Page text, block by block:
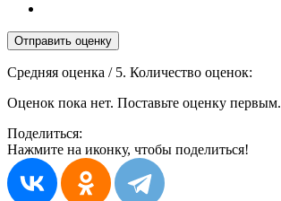
Отправить оценку
Средняя оценка / 5. Количество оценок:
Оценок пока нет. Поставьте оценку первым.
Поделиться:
Нажмите на иконку, чтобы поделиться!